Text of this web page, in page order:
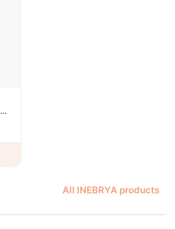
All INEBRYA products